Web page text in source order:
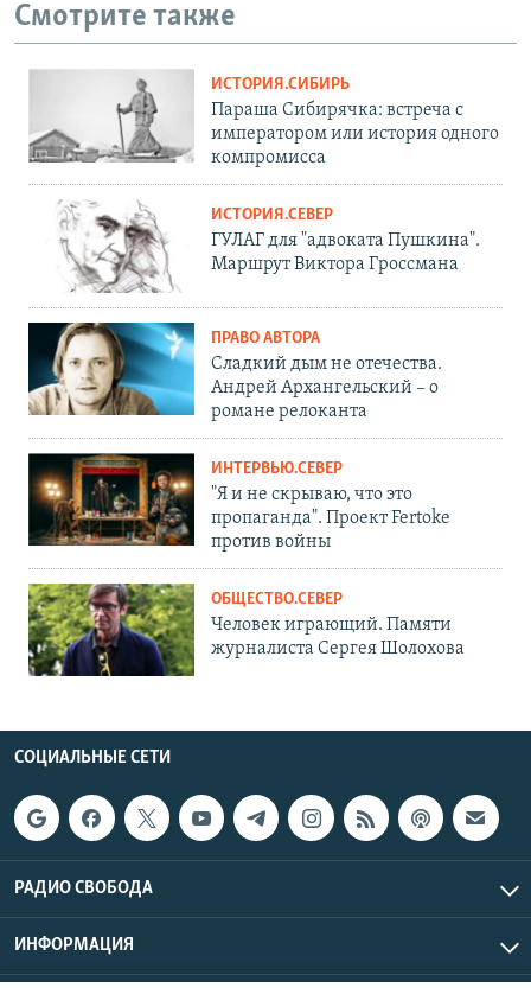
Смотрите также
ИСТОРИЯ.СИБИРЬ
Параша Сибирячка: встреча с
императором или история одного
компромисса
ИСТОРИЯ.СЕВЕР
ГУЛАГ для "адвоката Пушкина".
Маршрут Виктора Гроссмана
ПРАВО АВТОРА
Сладкий дым не отечества.
Андрей Архангельский – о
романе релоканта
ИНТЕРВЬЮ.СЕВЕР
"Я и не скрываю, что это
пропаганда". Проект Fertoke
против войны
ОБЩЕСТВО.СЕВЕР
Человек играющий. Памяти
журналиста Сергея Шолохова
СОЦИАЛЬНЫЕ СЕТИ
РАДИО СВОБОДА
ИНФОРМАЦИЯ